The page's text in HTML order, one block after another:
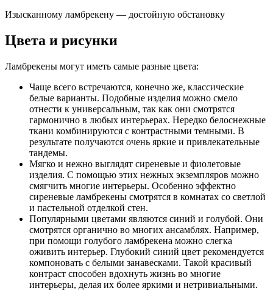
Изысканному ламбрекену — достойную обстановку
Цвета и рисунки
Ламбрекены могут иметь самые разные цвета:
Чаще всего встречаются, конечно же, классические
белые варианты. Подобные изделия можно смело
отнести к универсальным, так как они смотрятся
гармонично в любых интерьерах. Нередко белоснежные
ткани комбинируются с контрастными темными. В
результате получаются очень яркие и привлекательные
тандемы.
Мягко и нежно выглядят сиреневые и фиолетовые
изделия. С помощью этих нежных экземпляров можно
смягчить многие интерьеры. Особенно эффектно
сиреневые ламбрекены смотрятся в комнатах со светлой
и пастельной отделкой стен.
Популярными цветами являются синий и голубой. Они
смотрятся органично во многих ансамблях. Например,
при помощи голубого ламбрекена можно слегка
оживить интерьер. Глубокий синий цвет рекомендуется
компоновать с белыми занавесками. Такой красивый
контраст способен вдохнуть жизнь во многие
интерьеры, делая их более яркими и нетривиальными.